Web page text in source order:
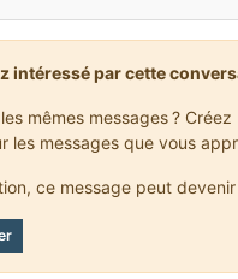
intéressé par cette
mêmes messages ?
les messages que vous
ce message peut